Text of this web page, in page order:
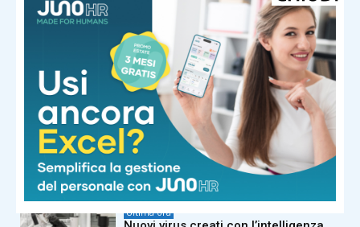
Ultima ora
Caldo africano, tregua vicina? Nel
weekend scendono i bollini rossi,
sabato allerta in 21 città
Ultima ora
Ossa fragili dopo i 30 anni? Ecco i
cibi che possono fare davvero la
differenza
Ultima ora